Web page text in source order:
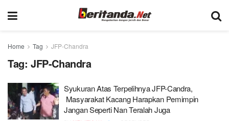
Home Tag JFP-Chandra
Tag: JFP-Chandra
Syukuran Atas Terpelihnya JFP-Candra,
Masyarakat Kacang Harapkan Pemimpin
Jangan Seperti Nan Teralah Juga